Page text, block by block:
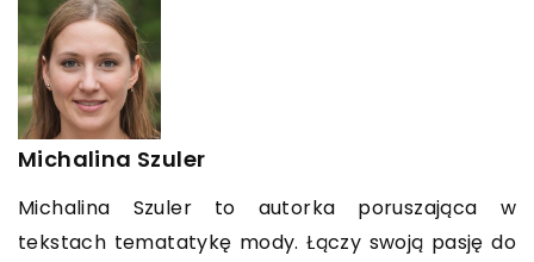
Michalina Szuler
Michalina Szuler to autorka poruszająca w
tekstach tematatykę mody. Łączy swoją pasję do